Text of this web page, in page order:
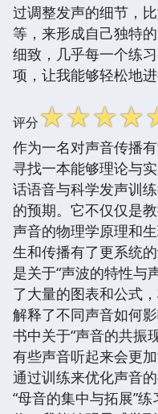
过调整发声的细节，
等，来形成自己独特
细致，几乎每一个练
项，让我能够轻松地进
评分☆☆☆☆
作为一名对声音传播
寻找一本能够理论与
话语音与科学发声训
的预期。它不仅仅是
声音的物理学原理和
生和传播有了更系统
是关于“声波的特性与
了大量的图表和公式
解释了不同声音如何
书中关于“声音的共振
有些声音听起来会更
通过训练来优化声音
“母音的集中与拓展”